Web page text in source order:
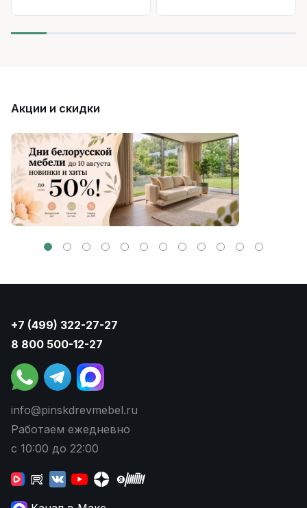
Акции и скидки
+7 (499) 322-27-27
8 800 500-12-27
info@pinskdrevmebel.ru
Работаем ежедневно
с 10:00 до 22:00